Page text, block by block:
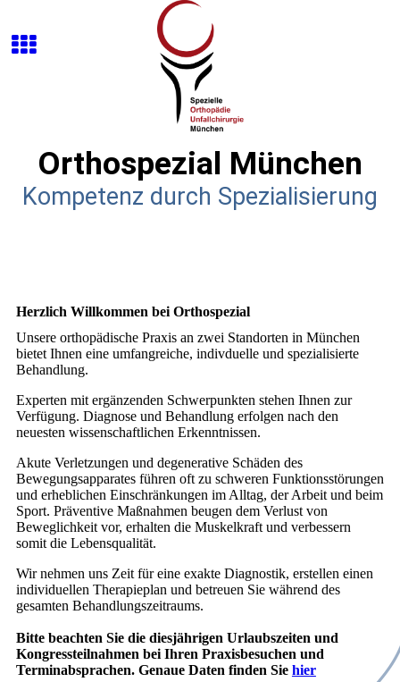
Orthospezial München
Kompetenz durch Spezialisierung
Herzlich Willkommen bei Orthospezial
Unsere orthopädische Praxis an zwei Standorten in München
bietet Ihnen eine umfangreiche, indivduelle und spezialisierte
Behandlung.
Experten mit ergänzenden Schwerpunkten stehen Ihnen zur
Verfügung. Diagnose und Behandlung erfolgen nach den
neuesten wissenschaftlichen Erkenntnissen.
Akute Verletzungen und degenerative Schäden des
Bewegungsapparates führen oft zu schweren Funktionsstörungen
und erheblichen Einschränkungen im Alltag, der Arbeit und beim
Sport. Präventive Maßnahmen beugen dem Verlust von
Beweglichkeit vor, erhalten die Muskelkraft und verbessern
somit die Lebensqualität.
Wir nehmen uns Zeit für eine exakte Diagnostik, erstellen einen
individuellen Therapieplan und betreuen Sie während des
gesamten Behandlungszeitraums.
Bitte beachten Sie die diesjährigen Urlaubszeiten und
Kongressteilnahmen bei Ihren Praxisbesuchen und
Terminabsprachen. Genaue Daten finden Sie hier